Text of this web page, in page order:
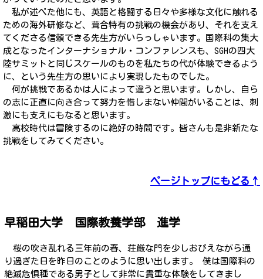
私が述べた他にも、英語と格闘する日々や多様な文化に触れる
ための海外研修など、葺合特有の挑戦の機会があり、それを支え
てくださる信頼できる先生方がいらっしゃいます。国際科の集大
成となったインターナショナル・コンファレンスも、SGHの四大
陸サミットと同じスケールのものを私たちの代が体験できるよう
に、という先生方の思いにより実現したものでした。
何が挑戦であるかは人によって違うと思います。しかし、自ら
の志に正直に向き合って努力を惜しまない仲間がいることは、刺
激にも支えにもなると思います。
高校時代は冒険するのに絶好の時間です。皆さんも是非新たな
挑戦をしてみてください。
ページトップにもどる↑
早稲田大学 国際教養学部 進学
桜の吹き乱れる三年前の春、荘厳な門を少しおびえながら通
り過ぎた日を昨日のことのように思い出します。 僕は国際科の
絶滅危惧種である男子として非常に貴重な体験をしてきまし